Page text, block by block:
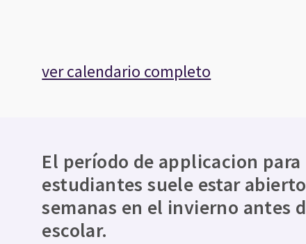
ver calendario completo
El período de applicacion
estudiantes suele estar
semanas en el invierno antes
escolar.